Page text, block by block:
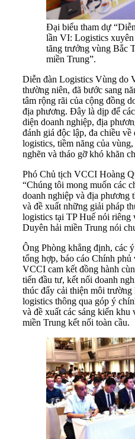
Đại biểu tham dự
lần VI: Logistics
tăng trưởng vùng Bắc
miền Trung”.
Diễn đàn Logistics Vùng do
thường niên, đã bước sang
tâm rộng rãi của cộng đồng
địa phương. Đây là dịp để
diện doanh nghiệp, địa
đánh giá độc lập, đa chiều
logistics, tiềm năng của
nghẽn và tháo gỡ khó khăn
Phó Chủ tịch VCCI Hoàng
“Chúng tôi mong muốn các
doanh nghiệp và địa phương
và đề xuất những giải pháp
logistics tại TP Huế nói riêng
Duyên hải miền Trung nói
Ông Phòng khẳng định, các
tổng hợp, báo cáo Chính phủ
VCCI cam kết đồng hành
tiến đầu tư, kết nối doanh
thúc đẩy cải thiện môi
logistics thông qua góp ý
và đề xuất các sáng kiến
miền Trung kết nối toàn cầu.